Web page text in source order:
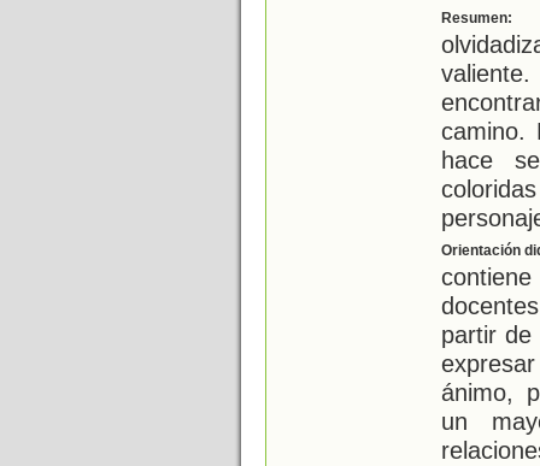
Resumen:
camino.
hace
Orientación
partir de
ánimo,
un